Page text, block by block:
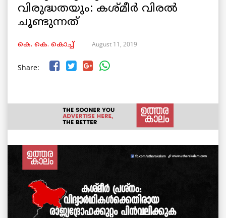
വിരുദ്ധതയും: കശ്മീർ വിരൽ
ചൂണ്ടുന്നത്
കെ. കെ. കൊച്ച് August 11, 2019
Share: